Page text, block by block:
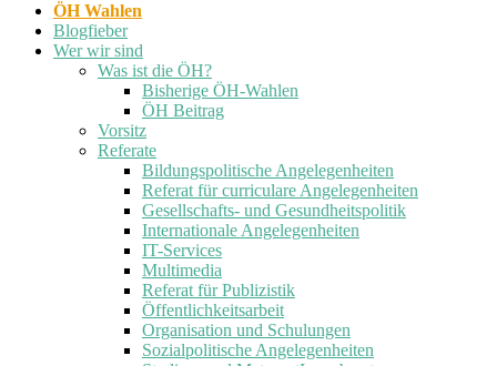
ÖH Wahlen
Blogfieber
Wer wir sind
Was ist die ÖH?
Bisherige ÖH-Wahlen
ÖH Beitrag
Vorsitz
Referate
Bildungspolitische Angelegenheiten
Referat für curriculare Angelegenheiten
Gesellschafts- und Gesundheitspolitik
Internationale Angelegenheiten
IT-Services
Multimedia
Referat für Publizistik
Öffentlichkeitsarbeit
Organisation und Schulungen
Sozialpolitische Angelegenheiten